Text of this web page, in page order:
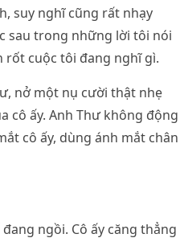
suy nghĩ cũng rất nhạy
sau trong những lời tôi nói
rốt cuộc tôi đang nghĩ gì.
nở một nụ cười thật nhẹ
cô ấy. Anh Thư không động
cô ấy, dùng ánh mắt chân
ngồi. Cô ấy căng thẳng